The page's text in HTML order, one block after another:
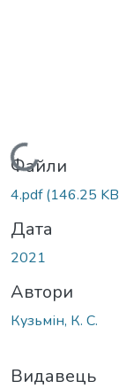
Вантажиться...
Файли
4.pdf(146.25
Дата
2021
Автори
Кузьмін, К. С.
Видавець